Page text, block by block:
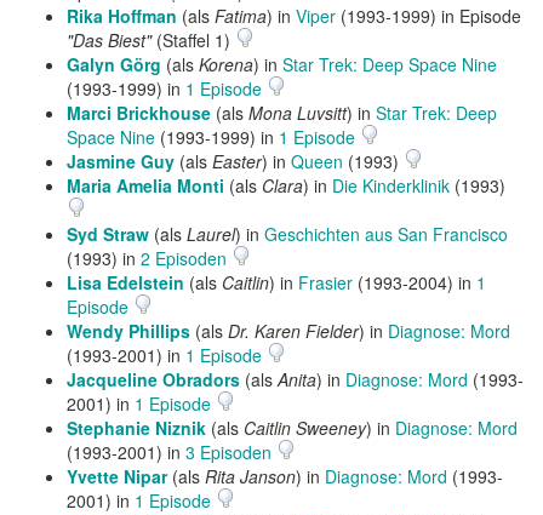
Rika Hoffman (als Fatima) in Viper (1993-1999) in Episode
"Das Biest"(Staffel 1)
Galyn Görg (als Korena) in Star Trek: Deep Space Nine
(1993-1999) in 1 Episode
Marci Brickhouse (als Mona Luvsitt) in Star Trek: Deep
Space Nine (1993-1999) in 1 Episode
Jasmine Guy (als Easter) in Queen (1993)
Maria Amelia Monti (als Clara) in Die Kinderklinik (1993)
Syd Straw (als Laurel) in Geschichten aus San Francisco
(1993) in 2 Episoden
Lisa Edelstein (als Caitlin) in Frasier (1993-2004) in 1
Episode
Wendy Phillips (als Dr. Karen Fielder) in Diagnose: Mord
(1993-2001) in 1 Episode
Jacqueline Obradors (als Anita) in Diagnose: Mord (1993-
2001) in 1 Episode
Stephanie Niznik (als Caitlin Sweeney) in Diagnose: Mord
(1993-2001) in 3 Episoden
Yvette Nipar(als Rita Janson) in Diagnose: Mord (1993-
2001) in 1 Episode